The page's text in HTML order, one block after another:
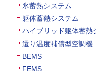
氷蓄熱システム
躯体蓄熱システム
ハイブリッド躯体蓄熱
還り温度補償型空調機
BEMS
FEMS